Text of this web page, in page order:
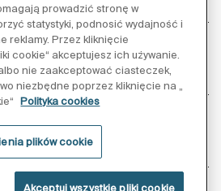
prowadzić stronę w
statystyki, podnosić wydajność i
reklamy. Przez kliknięcie
cookie“ akceptujesz ich używanie.
nie zaakceptować ciasteczek,
niezbędne poprzez kliknięcie na „
Polityka cookies
plików cookie
Akceptuj wszystkie pliki cookie